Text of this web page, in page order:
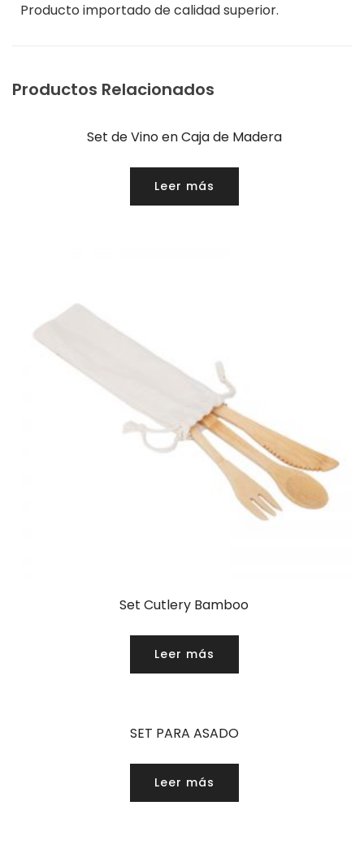
Producto importado de calidad superior.
Productos Relacionados
Set de Vino en Caja de Madera
Leer más
Set Cutlery Bamboo
Leer más
SET PARA ASADO
Leer más